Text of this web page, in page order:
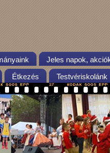
Jeles napok,
Étkezés Testvériskolánk